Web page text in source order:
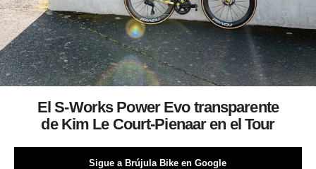
El S-Works Power Evo transparente
de Kim Le Court-Pienaar en el Tour
Sigue a Brújula Bike en Google